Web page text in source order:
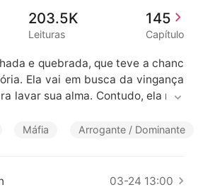
203.5K
Leituras
145
Capítulo
e quebrada, que teve a chanc
Ela vai em busca da vingança
lavar sua alma. Contudo, ela não
cruzaria o seu caminho.
Máfia Arrogante / Dominante
03-24 13:00